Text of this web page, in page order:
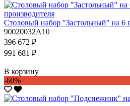
Столовый набор "Застольный" на 6
90020032А10
396 672 ₽
991 681 ₽
В корзину
-60%